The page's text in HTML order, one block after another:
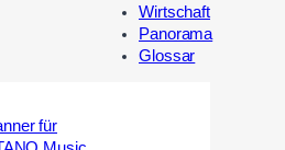
Wirtschaft
Panorama
Glossar